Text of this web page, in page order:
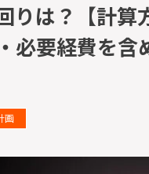
りは？【計算
必要経費を含
画